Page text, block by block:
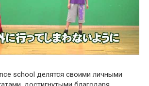
school делятся своими личными